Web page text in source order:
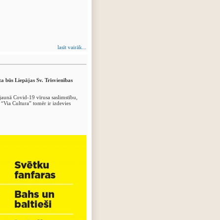
lasīt vairāk...
būs Liepājas Sv. Trīsvienības
Covid-19 vīrusa saslimstību,
Cultura” tomēr ir izdevies